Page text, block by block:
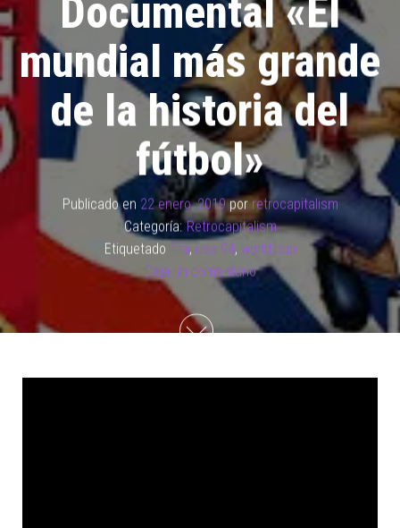
Documental «El
mundial más grande
de la historia del
fútbol»
Publicado en 22 enero, 2019porretrocapitalism
Categoría: Retrocapitalism
Etiquetado fifa, usa 94, world cup
Deja un comentario